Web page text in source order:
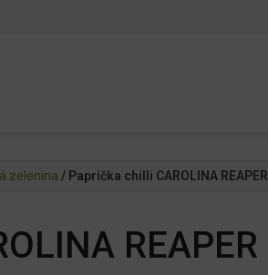
zelenina / Paprička chilli CAROLINA REAPER
REAPER